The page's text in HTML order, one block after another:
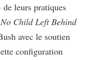
leurs pratiques
No Child Left Behind
avec le soutien
configuration